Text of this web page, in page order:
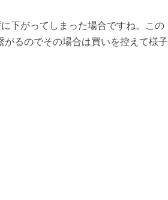
下がってしまった場合ですね。この
るのでその場合は買いを控えて様子